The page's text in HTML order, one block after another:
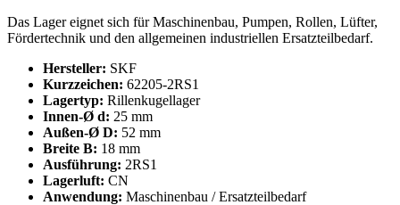
Das Lager eignet sich für Maschinenbau, Pumpen, Rollen, Lüfter,
Fördertechnik und den allgemeinen industriellen Ersatzteilbedarf.
Hersteller: SKF
Kurzzeichen: 62205-2RS1
Lagertyp: Rillenkugellager
Innen-Ø d: 25 mm
Außen-Ø D: 52 mm
Breite B: 18 mm
Ausführung: 2RS1
Lagerluft: CN
Anwendung: Maschinenbau / Ersatzteilbedarf